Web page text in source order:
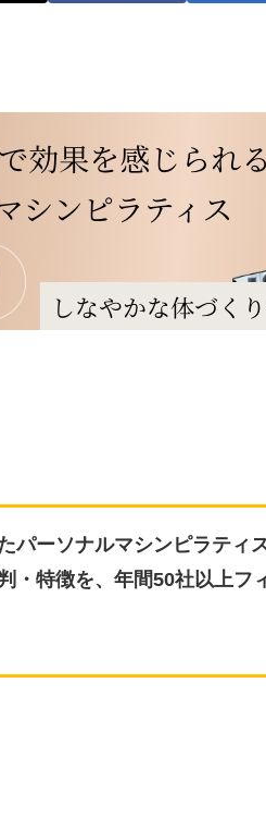
パーソナルマシンピラティ
・特徴を、年間50社以上フ